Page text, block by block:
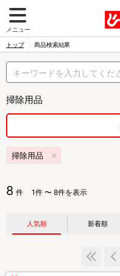
メニュー
トップ 商品検索結果
掃除用品
掃除用品
8 件 1件 〜 8件を表示
人気順 新着順